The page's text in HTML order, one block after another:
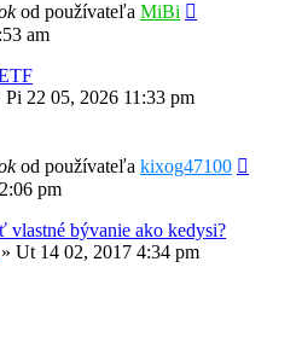
od používateľa MiBi
am
Pi 22 05, 2026 11:33 pm
od používateľa kixog47100
pm
vlastné bývanie ako kedysi?
» Ut 14 02, 2017 4:34 pm